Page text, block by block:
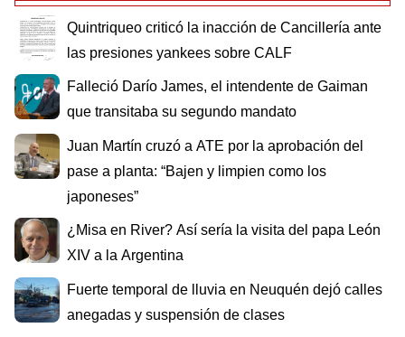
Quintriqueo criticó la inacción de Cancillería ante
las presiones yankees sobre CALF
Falleció Darío James, el intendente de Gaiman
que transitaba su segundo mandato
Juan Martín cruzó a ATE por la aprobación del
pase a planta: “Bajen y limpien como los
japoneses”
¿Misa en River? Así sería la visita del papa León
XIV a la Argentina
Fuerte temporal de lluvia en Neuquén dejó calles
anegadas y suspensión de clases